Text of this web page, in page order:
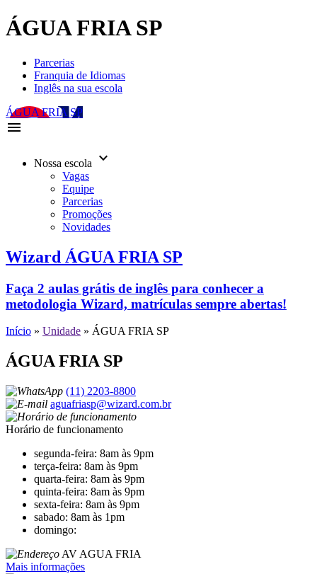
ÁGUA FRIA SP
Parcerias
Franquia de Idiomas
Inglês na sua escola
ÁGUA FRIA SP
menu
Nossa escola keyboard_arrow_down
Vagas
Equipe
Parcerias
Promoções
Novidades
Wizard ÁGUA FRIA SP
Faça 2 aulas grátis de inglês para conhecer a
metodologia Wizard, matrículas sempre abertas!
Início » Unidade » ÁGUA FRIA SP
ÁGUA FRIA SP
(11) 2203-8800
aguafriasp@wizard.com.br
Horário de funcionamento
segunda-feira: 8am às 9pm
terça-feira: 8am às 9pm
quarta-feira: 8am às 9pm
quinta-feira: 8am às 9pm
sexta-feira: 8am às 9pm
sabado: 8am às 1pm
domingo:
AV AGUA FRIA
Mais informações